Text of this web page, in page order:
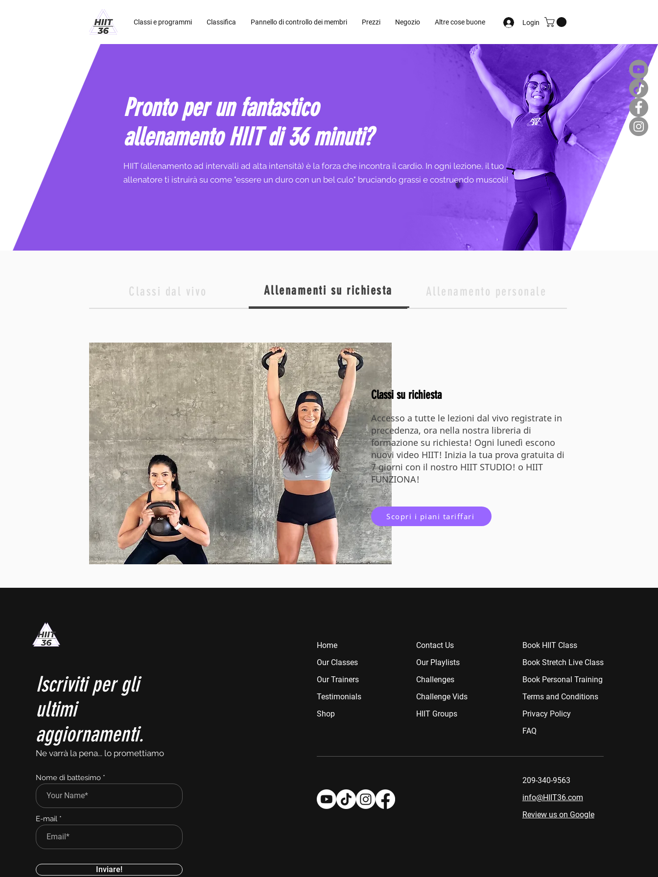
Classi e programmi Classifica Pannello di controllo dei membri Prezzi Negozio Altre cose buone Login
Pronto per un fantastico
allenamento HIIT di 36 minuti?
HIIT (allenamento ad intervalli ad alta intensità) è la forza che incontra il cardio. In ogni lezione, il tuo
allenatore ti istruirà su come "essere un duro con un bel culo" bruciando grassi e costruendo muscoli!
Classi dal vivo Allenamenti su richiesta Allenamento personale
Classi su richiesta
Accesso a tutte le lezioni dal vivo registrate in
precedenza, ora nella nostra libreria di
formazione su richiesta! Ogni lunedì escono
nuovi video HIIT! Inizia la tua prova gratuita di
7 giorni con il nostro HIIT STUDIO! o HIIT
FUNZIONA!
Scopri i piani tariffari
Iscriviti per gli
ultimi
aggiornamenti.
Ne varrà la pena... lo promettiamo
Nome di battesimo
E-mail
Inviare!
Home
Our Classes
Our Trainers
Testimonials
Shop
Contact Us
Our Playlists
Challenges
Challenge Vids
HIIT Groups
Book HIIT Class
Book Stretch Live Class
Book Personal Training
Terms and Conditions
Privacy Policy
FAQ
209-340-9563
info@HIIT36.com
Review us on Google